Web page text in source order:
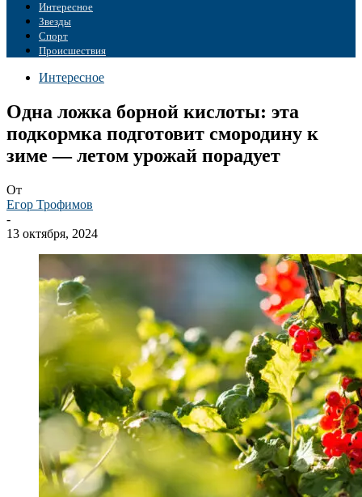
Интересное
Звезды
Спорт
Происшествия
Интересное
Одна ложка борной кислоты: эта
подкормка подготовит смородину к
зиме — летом урожай порадует
От
Егор Трофимов
-
13 октября, 2024